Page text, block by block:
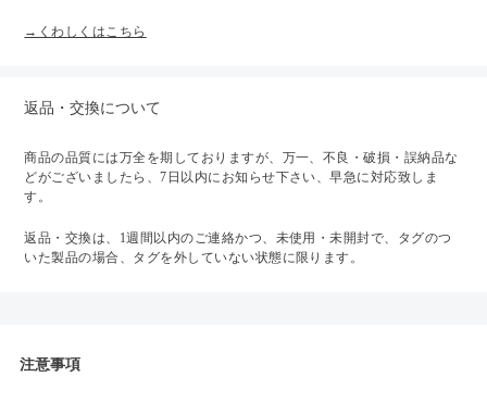
→くわしくはこちら
返品・交換について
商品の品質には万全を期しておりますが、万一、不良・破損・誤納品な
どがございましたら、7日以内にお知らせ下さい、早急に対応致しま
す。
返品・交換は、1週間以内のご連絡かつ、未使用・未開封で、タグのつ
いた製品の場合、タグを外していない状態に限ります。
注意事項